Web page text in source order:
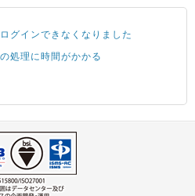
グインできなくなりました
処理に時間がかかる